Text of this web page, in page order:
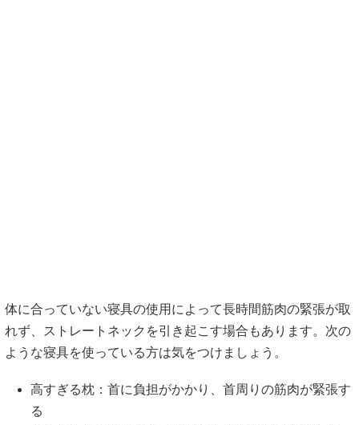
体に合っていない寝具の使用によって長時間筋肉の緊張が取
れず、ストレートネックを引き起こす場合もあります。次の
ような寝具を使っている方は気をつけましょう。
高すぎる枕：首に負担がかかり、首周りの筋肉が緊張す
る